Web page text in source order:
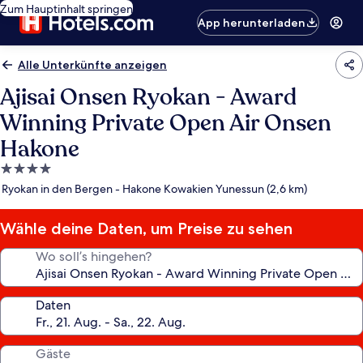
Zum Hauptinhalt springen
App herunterladen
Alle Unterkünfte anzeigen
Ajisai Onsen Ryokan - Award
Winning Private Open Air Onsen
Hakone
4.0-
Sterne-
Ryokan in den Bergen - Hakone Kowakien Yunessun (2,6 km)
Wähle deine Daten, um Preise zu sehen
Wo soll’s hingehen?
Daten
Gäste